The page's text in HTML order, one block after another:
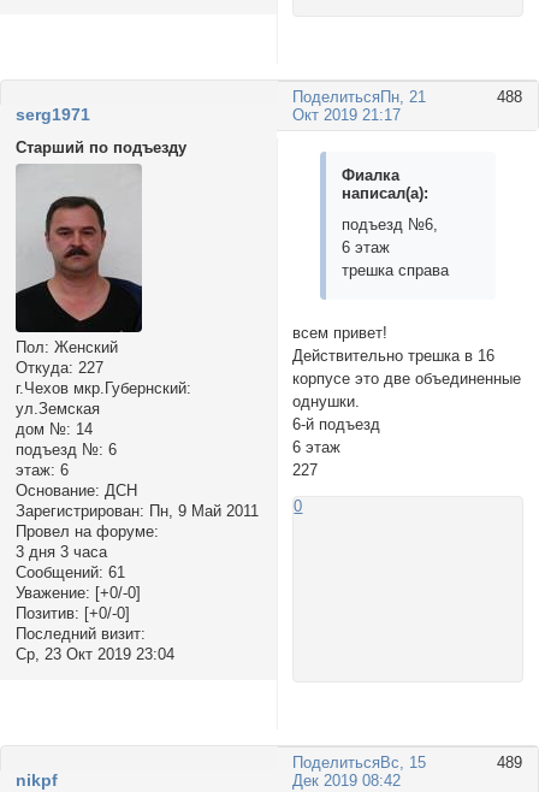
Поделиться 488
Пн, 21
Окт 2019 21:17
serg1971
Старший по подъезду
Пол: Женский
Откуда: 227
г.Чехов мкр.Губернский:
ул.Земская
дом №: 14
подъезд №: 6
этаж: 6
Основание: ДСН
Зарегистрирован: Пн, 9 Май 2011
Провел на форуме:
3 дня 3 часа
Сообщений: 61
Уважение: [+0/-0]
Позитив: [+0/-0]
Последний визит:
Ср, 23 Окт 2019 23:04
Фиалка
написал(а):
подъезд №6,
6 этаж
трешка справа
всем привет!
Действительно трешка в 16
корпусе это две объединенные
однушки.
6-й подъезд
6 этаж
227
0
Поделиться 489
Вс, 15
Дек 2019 08:42
nikpf